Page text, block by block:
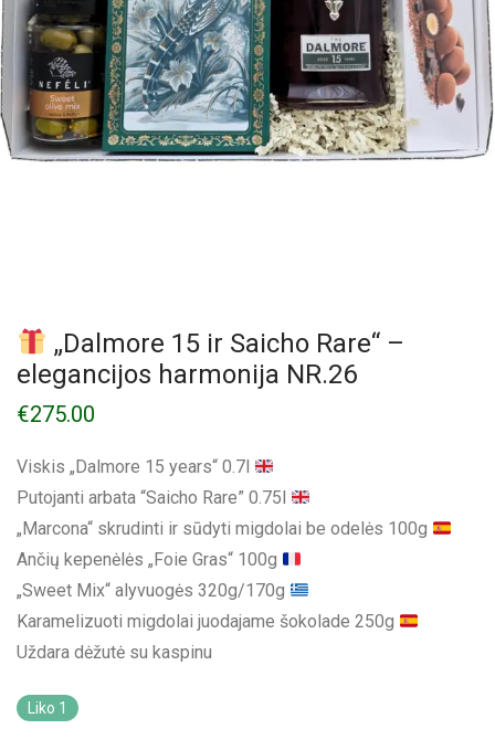
„Dalmore 15 ir Saicho Rare“ –
elegancijos harmonija NR.26
€275.00
Viskis „Dalmore 15 years“ 0.7l
Putojanti arbata “Saicho Rare” 0.75l
„Marcona“ skrudinti ir sūdyti migdolai be odelės 100g
Ančių kepenėlės „Foie Gras“ 100g
„Sweet Mix“ alyvuogės 320g/170g
Karamelizuoti migdolai juodajame šokolade 250g
Uždara dėžutė su kaspinu
Liko 1